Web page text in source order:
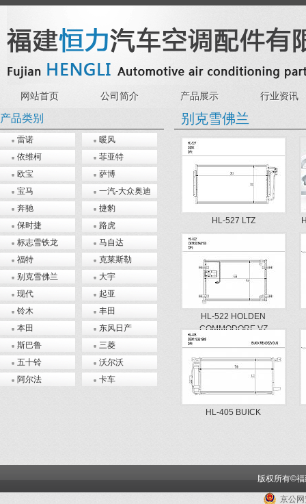
网站首页 公司简介 产品展示 行业资讯
别克雪佛兰
HL-527 LTZ
HL-522 HOLDEN
COMMODORE VZ
HL-405 BUICK
产品类别
雷诺
暖风
依维柯
菲亚特
欧宝
萨博
宝马
一汽-大众奥迪
奔驰
捷豹
保时捷
路虎
标志雪铁龙
马自达
福特
克莱斯勒
别克雪佛兰
大宇
现代
起亚
铃木
丰田
本田
东风日产
斯巴鲁
三菱
五十铃
沃尔沃
阿尔法
卡车
版权所有©
京公